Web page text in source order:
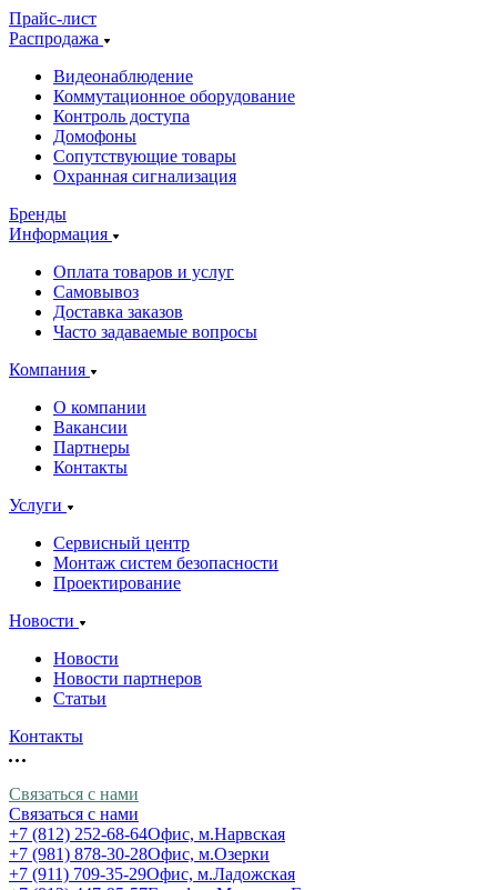
Прайс-лист
Распродажа
Видеонаблюдение
Коммутационное оборудование
Контроль доступа
Домофоны
Сопутствующие товары
Охранная сигнализация
Бренды
Информация
Оплата товаров и услуг
Самовывоз
Доставка заказов
Часто задаваемые вопросы
Компания
О компании
Вакансии
Партнеры
Контакты
Услуги
Сервисный центр
Монтаж систем безопасности
Проектирование
Новости
Новости
Новости партнеров
Статьи
Контакты
Связаться с нами
Связаться с нами
+7 (812) 252-68-64Офис, м.Нарвская
+7 (981) 878-30-28Офис, м.Озерки
+7 (911) 709-35-29Офис, м.Ладожская